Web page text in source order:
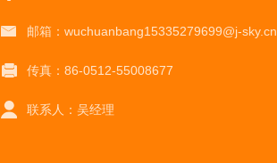
邮箱：wuchuanbang15335279699@j-sky.cn
传真：86-0512-55008677
联系人：吴经理